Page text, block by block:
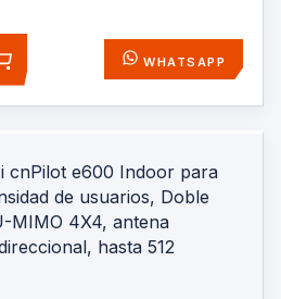
AGREGAR WHATSAPP